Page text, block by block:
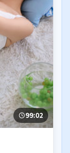
99:02